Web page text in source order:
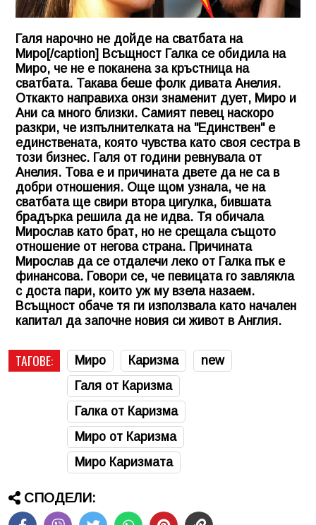
Галя нарочно не дойде на сватбата на
Миро[/caption] Всъщност Галка се обидила на
Миро, че не е поканена за кръстница на
сватбата. Такава беше фолк дивата Анелия.
Откакто направиха онзи знаменит дует, Миро и
Ани са много близки. Самият певец наскоро
разкри, че изпълнителката на "Единствен" е
единствената, която чувства като своя сестра в
този бизнес. Галя от години ревнувала от
Анелия. Това е и причината двете да не са в
добри отношения. Още щом узнала, че на
сватбата ще свири втора цигулка, бившата
брадърка решила да не идва. Тя обичала
Мирослав като брат, но не срещала същото
отношение от негова страна. Причината
Мирослав да се отдалечи леко от Галка пък е
финансова. Говори се, че певицата го завлякла
с доста пари, които уж му взела назаем.
Всъщност обаче тя ги използвала като начален
капитал да започне новия си живот в Англия.
ТАГОВЕ: Миро Каризма
new
Галя от Каризма
Галка от Каризма
Миро от Каризма
Миро Каризмата
СПОДЕЛИ: